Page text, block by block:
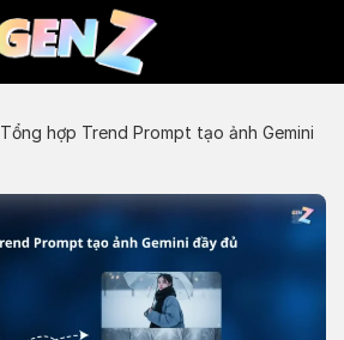
Tổng hợp Trend Prompt tạo ảnh Gemini